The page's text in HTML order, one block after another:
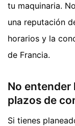
tu maquinaria.
una reputación
horarios y la
de Francia.
No entender
plazos de
Si tienes